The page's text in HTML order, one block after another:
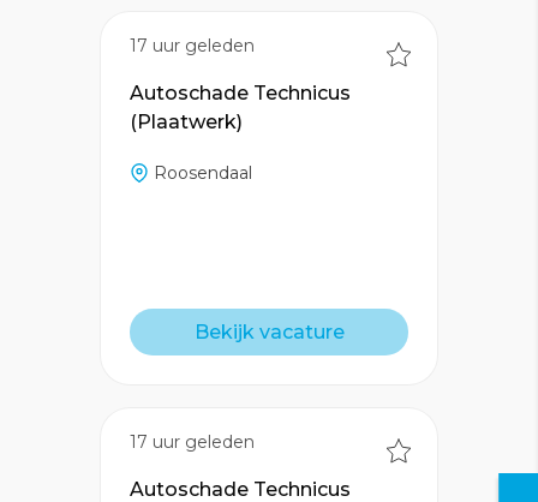
17 uur geleden
Autoschade Technicus
(Plaatwerk)
Roosendaal
Bekijk vacature
17 uur geleden
Autoschade Technicus